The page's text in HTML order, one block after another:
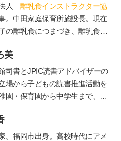
人 離乳食インストラクター協
。中田家庭保育所施設長。現在
の離乳食につまづき、離乳食を
トーに、20年の保育士としての
しながら赤ちゃんとママに寄り
を大切にした「和の離乳食」を
。保育、講演、執筆などの分野
会2級・1級・養成講座はこれま
受講。
美
司書とJPIC読書アドバイザーの
場から子どもの読書推進活動を
園・保育園から中学生まで、お
や講演を行う。近年は大学にて
としての絵本の魅力を学生に伝
。福岡市出身。高校時代にアメ